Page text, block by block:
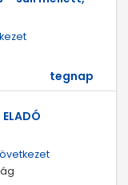
tegnap